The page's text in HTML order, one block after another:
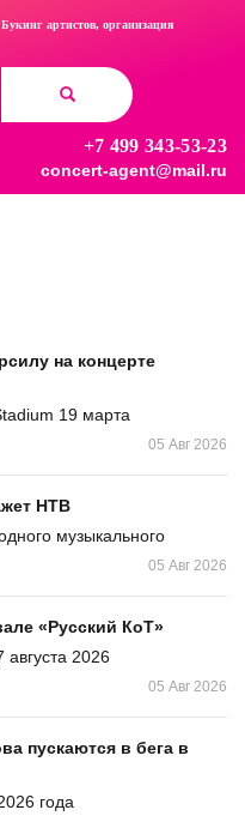
Букинг артистов, организация
+7 499 343-53-23
concert-agent@mail.ru
на концерте
19 марта
05 Авг 2026
НТВ
музыкального
05 Авг 2026
«Русский КоТ»
августа 2026
05 Авг 2026
пускаются в бега в
года